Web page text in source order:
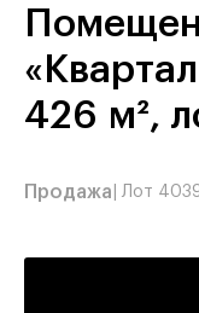
Помещение в комплексе
426 м²,
Продажа | Лот